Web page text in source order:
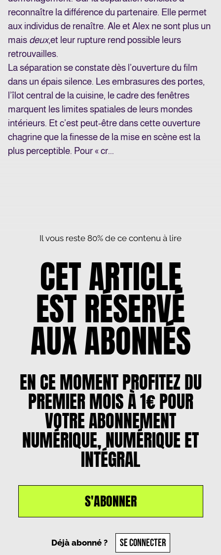
reconnaître la différence du partenaire. Elle permet
aux individus de renaître. Ale et Alex ne sont plus un
mais deux,et leur rupture rend possible leurs
retrouvailles.
La séparation se constate dès l’ouverture du film
dans un épais silence. Les embrasures des portes,
l’îlot central de la cuisine, le cadre des fenêtres
marquent les limites spatiales de leurs mondes
intérieurs. Et c’est peut-être dans cette ouverture
chagrine que la finesse de la mise en scène est la
plus perceptible. Pour « cr...
Il vous reste 80% de ce contenu à lire
CET ARTICLE
EST RÉSERVÉ
AUX ABONNÉS
EN CE MOMENT PROFITEZ DU
PREMIER MOIS À 1€ POUR
VOTRE ABONNEMENT
NUMÉRIQUE, NUMÉRIQUE ET
INTÉGRAL
S'ABONNER
Déjà abonné ? SE CONNECTER
Marthe Statius, le